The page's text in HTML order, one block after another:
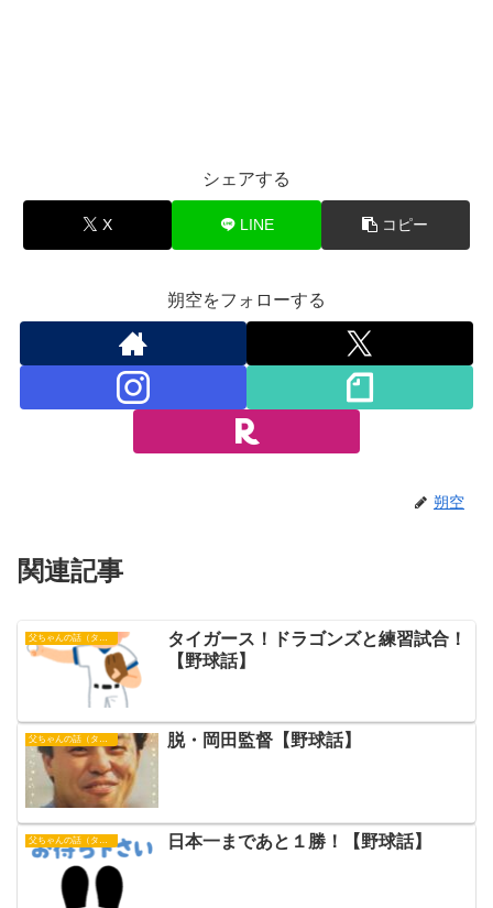
シェアする
X LINE コピー
朔空をフォローする
朔空
関連記事
父ちゃんの話（タイガース）
タイガース！ドラゴンズと練習試合！
【野球話】
父ちゃんの話（タイガース） 脱・岡田監督【野球話】
父ちゃんの話（タイガース） 日本一まであと１勝！【野球話】